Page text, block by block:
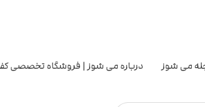
می شوز درباره می شوز | فروشگاه تخصصی